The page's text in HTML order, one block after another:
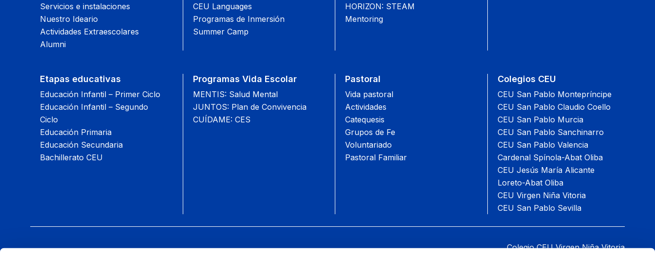
Servicios e instalaciones
Nuestro Ideario
Actividades Extraescolares
Alumni
Etapas educativas
Educación Infantil – Primer Ciclo
Educación Infantil – Segundo
Ciclo
Educación Primaria
Educación Secundaria
Bachillerato CEU
CEU Languages
Programas de Inmersión
Summer Camp
Programas Vida Escolar
MENTIS: Salud Mental
JUNTOS: Plan de Convivencia
CUÍDAME: CES
HORIZON: STEAM
Mentoring
Pastoral
Vida pastoral
Actividades
Catequesis
Grupos de Fe
Voluntariado
Pastoral Familiar
Colegios CEU
CEU San Pablo Montepríncipe
CEU San Pablo Claudio Coello
CEU San Pablo Murcia
CEU San Pablo Sanchinarro
CEU San Pablo Valencia
Cardenal Spínola-Abat Oliba
CEU Jesús María Alicante
Loreto-Abat Oliba
CEU Virgen Niña Vitoria
CEU San Pablo Sevilla
Colegio CEU Virgen Niña Vitoria